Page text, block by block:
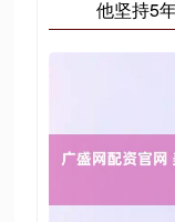
他坚持5